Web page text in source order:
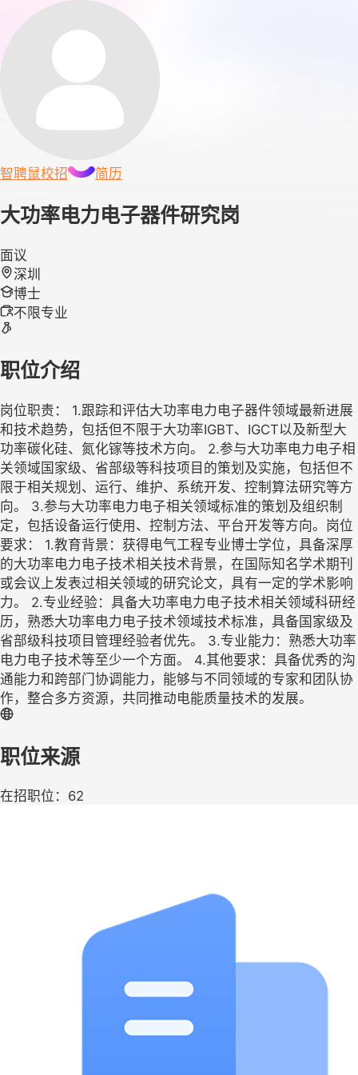
智聘鼠校招 简历
大功率电力电子器件研究岗
面议
深圳
博士
不限专业
职位介绍
岗位职责： 1.跟踪和评估大功率电力电子器件领域最新进展
和技术趋势，包括但不限于大功率IGBT、IGCT以及新型大
功率碳化硅、氮化镓等技术方向。 2.参与大功率电力电子相
关领域国家级、省部级等科技项目的策划及实施，包括但不
限于相关规划、运行、维护、系统开发、控制算法研究等方
向。 3.参与大功率电力电子相关领域标准的策划及组织制
定，包括设备运行使用、控制方法、平台开发等方向。岗位
要求： 1.教育背景：获得电气工程专业博士学位，具备深厚
的大功率电力电子技术相关技术背景，在国际知名学术期刊
或会议上发表过相关领域的研究论文，具有一定的学术影响
力。 2.专业经验：具备大功率电力电子技术相关领域科研经
历，熟悉大功率电力电子技术领域技术标准，具备国家级及
省部级科技项目管理经验者优先。 3.专业能力：熟悉大功率
电力电子技术等至少一个方面。 4.其他要求：具备优秀的沟
通能力和跨部门协调能力，能够与不同领域的专家和团队协
作，整合多方资源，共同推动电能质量技术的发展。
职位来源
在招职位：62